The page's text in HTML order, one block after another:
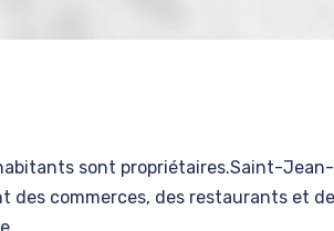
sont propriétaires.Saint-
commerces, des restaurants et